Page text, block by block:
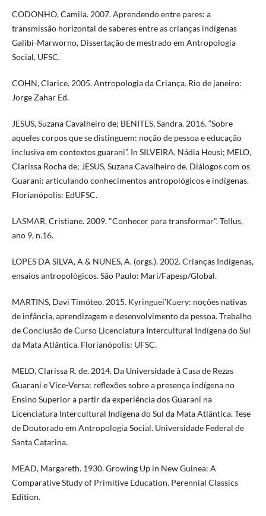
CODONHO, Camila. 2007. Aprendendo entre pares: a
transmissão horizontal de saberes entre as crianças indígenas
Galibi-Marworno, Dissertação de mestrado em Antropologia
Social, UFSC.
COHN, Clarice. 2005. Antropologia da Criança. Rio de janeiro:
Jorge Zahar Ed.
JESUS, Suzana Cavalheiro de; BENITES, Sandra. 2016. “Sobre
aqueles corpos que se distinguem: noção de pessoa e educação
inclusiva em contextos guarani”. In SILVEIRA, Nádia Heusi; MELO,
Clarissa Rocha de; JESUS, Suzana Cavalheiro de. Diálogos com os
Guarani: articulando conhecimentos antropológicos e indígenas.
Florianópolis: EdUFSC.
LASMAR, Cristiane. 2009. "Conhecer para transformar". Tellus,
ano 9, n.16.
LOPES DA SILVA, A & NUNES, A. (orgs.). 2002. Crianças Indígenas,
ensaios antropológicos. São Paulo: Mari/Fapesp/Global.
MARTINS, Davi Timóteo. 2015. Kyringuei’Kuery: noções nativas
de infância, aprendizagem e desenvolvimento da pessoa. Trabalho
de Conclusão de Curso Licenciatura Intercultural Indígena do Sul
da Mata Atlântica. Florianópolis: UFSC.
MELO, Clarissa R. de. 2014. Da Universidade à Casa de Rezas
Guarani e Vice-Versa: reflexões sobre a presença indígena no
Ensino Superior a partir da experiência dos Guarani na
Licenciatura Intercultural Indígena do Sul da Mata Atlântica. Tese
de Doutorado em Antropologia Social. Universidade Federal de
Santa Catarina.
MEAD, Margareth. 1930. Growing Up in New Guinea: A
Comparative Study of Primitive Education. Perennial Classics
Edition.